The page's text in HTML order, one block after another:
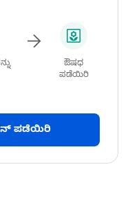
ಔಷಧ
ಪಡೆಯಿರಿ
ಪಡೆಯಿರಿ